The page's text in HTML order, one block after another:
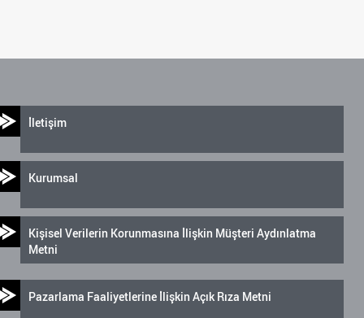
İletişim
Kurumsal
Kişisel Verilerin Korunmasına İlişkin Müşteri Aydınlatma
Metni
Pazarlama Faaliyetlerine İlişkin Açık Rıza Metni